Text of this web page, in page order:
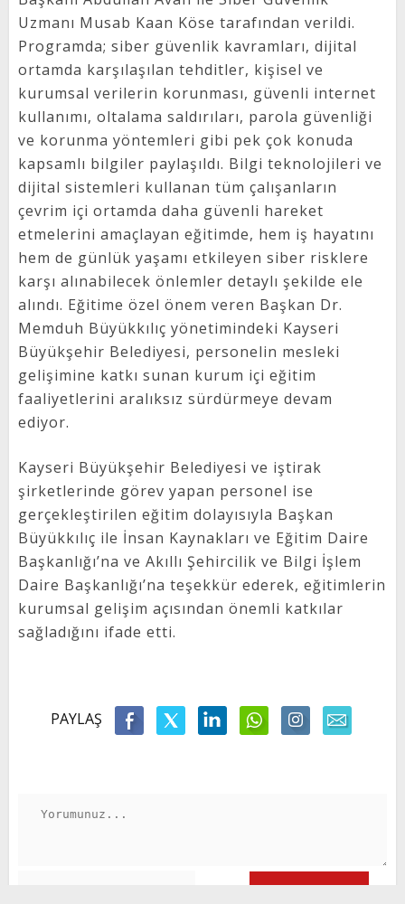
Uzmanı Musab Kaan Köse tarafından verildi.
Programda; siber güvenlik kavramları, dijital
ortamda karşılaşılan tehditler, kişisel ve
kurumsal verilerin korunması, güvenli internet
kullanımı, oltalama saldırıları, parola güvenliği
ve korunma yöntemleri gibi pek çok konuda
kapsamlı bilgiler paylaşıldı. Bilgi teknolojileri ve
dijital sistemleri kullanan tüm çalışanların
çevrim içi ortamda daha güvenli hareket
etmelerini amaçlayan eğitimde, hem iş hayatını
hem de günlük yaşamı etkileyen siber risklere
karşı alınabilecek önlemler detaylı şekilde ele
alındı. Eğitime özel önem veren Başkan Dr.
Memduh Büyükkılıç yönetimindeki Kayseri
Büyükşehir Belediyesi, personelin mesleki
gelişimine katkı sunan kurum içi eğitim
faaliyetlerini aralıksız sürdürmeye devam
ediyor.
Kayseri Büyükşehir Belediyesi ve iştirak
şirketlerinde görev yapan personel ise
gerçekleştirilen eğitim dolayısıyla Başkan
Büyükkılıç ile İnsan Kaynakları ve Eğitim Daire
Başkanlığı’na ve Akıllı Şehircilik ve Bilgi İşlem
Daire Başkanlığı’na teşekkür ederek, eğitimlerin
kurumsal gelişim açısından önemli katkılar
sağladığını ifade etti.
PAYLAŞ